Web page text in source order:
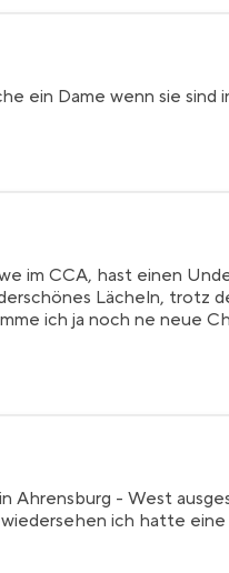
ein Dame wenn sie
im CCA, hast einen
Lächeln, trotz
ich ja noch ne neue
Ahrensburg - West
ich hatte